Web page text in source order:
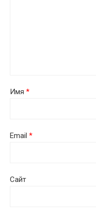
Имя *
Email *
Сайт